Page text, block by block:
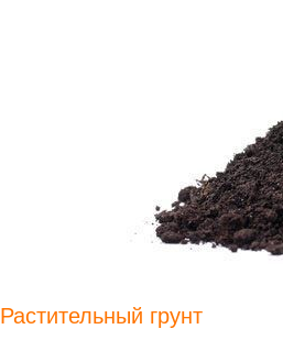
Растительный грунт